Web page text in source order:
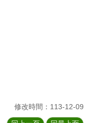
修改時間：113-12-09